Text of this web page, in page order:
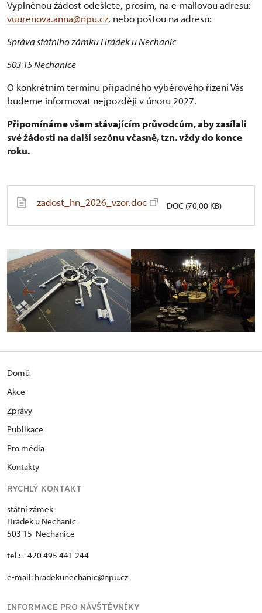
Vyplněnou žádost odešlete, prosím, na e-mailovou adresu:
vuurenova.anna@npu.cz, nebo poštou na adresu:
Správa státního zámku Hrádek u Nechanic
503 15 Nechanice
O konkrétním termínu případného výběrového řízení Vás
budeme informovat nejpozději v únoru 2027.
Připomínáme všem stávajícím průvodcům, aby zasílali
své žádosti na další sezónu včasně, tzn. vždy do konce
roku.
zadost_hn_2026_vzor.doc DOC (70,00 KB)
Domů
Akce
Zprávy
Publikace
Pro média
Kontakty
RYCHLÝ KONTAKT
státní zámek
Hrádek u Nechanic
503 15 Nechanice
tel.: +420 495 441 244
e-mail: hradekunechanic@npu.cz
INFORMACE PRO NÁVŠTĚVNÍKY